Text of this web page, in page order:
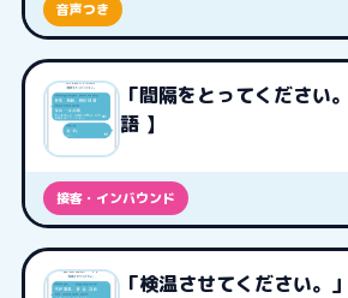
音声つき
「間隔をとってください
語 】
接客・インバウンド
「検温させてください。